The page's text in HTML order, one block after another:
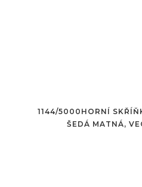
1144/5000HORNÍ
ŠEDÁ MATNÁ,